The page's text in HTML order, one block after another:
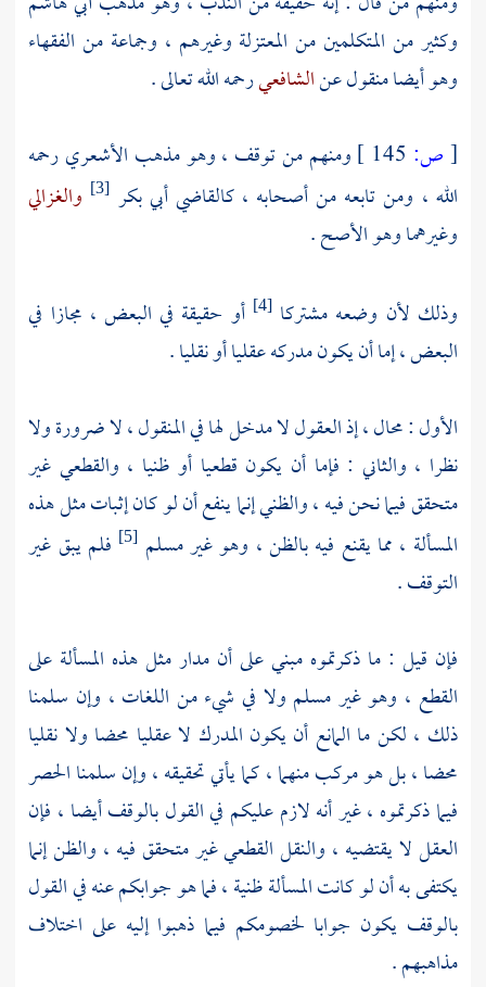
وكثير من المتكلمين من المعتزلة وغيرهم ، وجماعة من الفقهاء
وهو أيضا منقول عنالشافعيرحمه الله تعالى .
[ص: ومنهم من توقف ، وهو مذهب الأشعريرحمه
الله ، ومن تابعه من أصحابه ،كالقاضي أبي بكر [3]
والغزالي
وغيرهما وهو الأصح .
وذلك لأن وضعه مشتركا[4]
أو حقيقة في البعض ، مجازا في
البعض ، إما أن يكون مدركه عقليا أو نقليا .
الأول : محال ، إذ العقول لا مدخل لها في المنقول ، لا ضرورة ولا
نظرا ، والثاني : فإما أن يكون قطعيا أو ظنيا ، والقطعي غير
متحقق فيما نحن فيه ، والظني إنما ينفع أن لو كان إثبات مثل هذه
المسألة ، مما يقنع فيه بالظن ، وهو غير مسلم [5]
فلم يبق غير
التوقف .
فإن قيل : ما ذكرتموه مبني على أن مدار مثل هذه المسألة على
القطع ، وهو غير مسلم ولا في شيء من اللغات ، وإن سلمنا
ذلك ، لكن ما المانع أن يكون المدرك لا عقليا محضا ولا نقليا
محضا ، بل هو مركب منهما ، كما يأتي تحقيقه ، وإن سلمنا الحصر
فيما ذكرتموه ، غير أنه لازم عليكم في القول بالوقف أيضا ، فإن
العقل لا يقتضيه ، والنقل القطعي غير متحقق فيه ، والظن إنما
يكتفى به أن لو كانت المسألة ظنية ، فما هو جوابكم عنه في القول
بالوقف يكون جوابا لخصومكم فيما ذهبوا إليه على اختلاف
مذاهبهم .